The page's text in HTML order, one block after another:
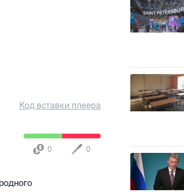
Код вставки плеера
0 0